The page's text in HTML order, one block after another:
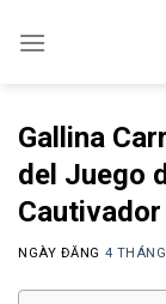
đến
Gallina
del Juego
Cautivador
NGÀY ĐĂNG 4